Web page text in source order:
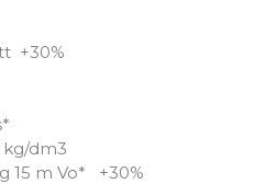
+30%
kg/dm3
15 m Vo* +30%